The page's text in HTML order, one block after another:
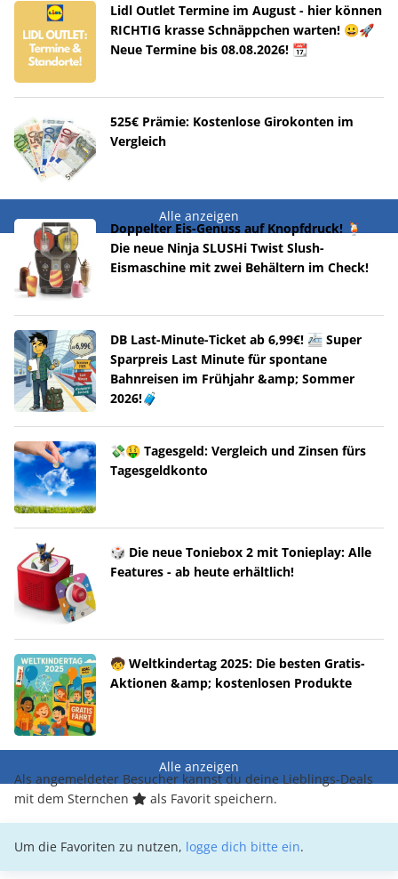
Lidl Outlet Termine im August - hier können
RICHTIG krasse Schnäppchen warten! 😀🚀
Neue Termine bis 08.08.2026! 📆
525€ Prämie: Kostenlose Girokonten im
Vergleich
Alle anzeigen
Doppelter Eis-Genuss auf Knopfdruck! 🍹
Die neue Ninja SLUSHi Twist Slush-
Eismaschine mit zwei Behältern im Check!
DB Last-Minute-Ticket ab 6,99€! 🚈 Super
Sparpreis Last Minute für spontane
Bahnreisen im Frühjahr &amp; Sommer
2026!🧳
💸🤑 Tagesgeld: Vergleich und Zinsen fürs
Tagesgeldkonto
🎲 Die neue Toniebox 2 mit Tonieplay: Alle
Features - ab heute erhältlich!
🧒 Weltkindertag 2025: Die besten Gratis-
Aktionen &amp; kostenlosen Produkte
Alle anzeigen
Als angemeldeter Besucher kannst du deine Lieblings-Deals
mit dem Sternchen
als Favorit speichern.
Um die Favoriten zu nutzen, logge dich bitte ein.